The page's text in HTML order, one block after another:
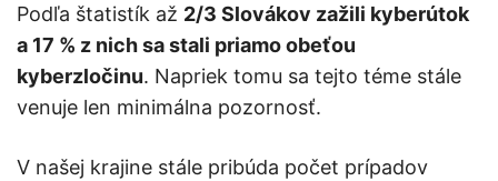
Podľa štatistík až 2/3 Slovákov zažili kyberútok
a 17 % z nich sa stali priamo obeťou
kyberzločinu. Napriek tomu sa tejto téme stále
venuje len minimálna pozornosť.
V našej krajine stále pribúda počet prípadov